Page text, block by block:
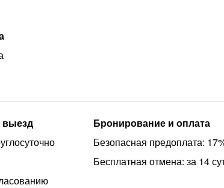
выезд
Бронирование и оплата
Безопасная предоплата:
Бесплатная отмена: за 14